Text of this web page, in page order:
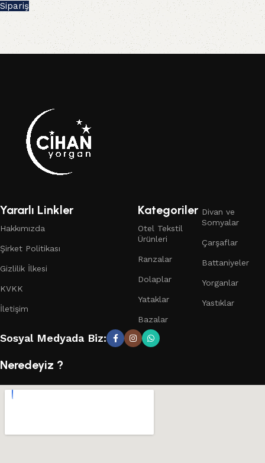
Sipariş
Read More
Yararlı Linkler
Hakkımızda
Şirket Politikası
Gizlilik İlkesi
KVKK
İletişim
Kategoriler
Otel Tekstil
Ürünleri
Ranzalar
Dolaplar
Yataklar
Bazalar
Divan ve
Somyalar
Çarşaflar
Battaniyeler
Yorganlar
Yastıklar
Sosyal Medyada Biz:
Neredeyiz ?